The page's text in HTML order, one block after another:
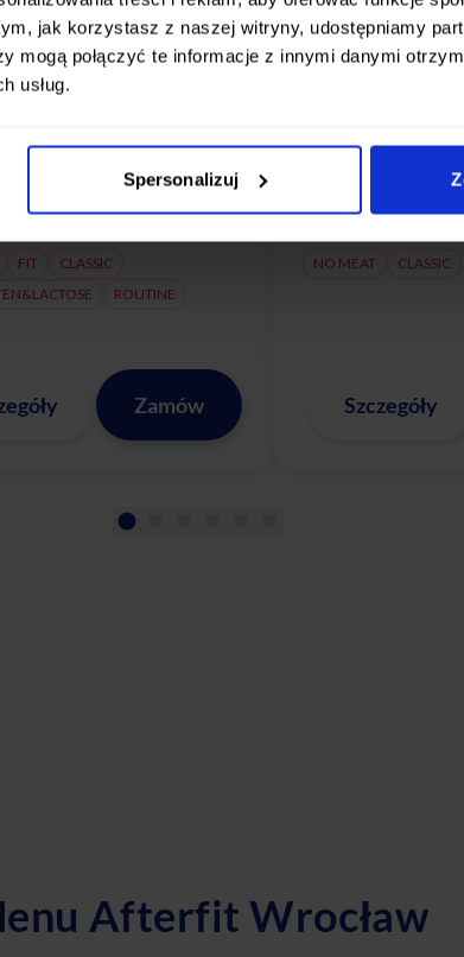
jak korzystasz z naszej witryny, udostępniamy
mogą połączyć te informacje z innymi danymi
usług.
Spersonalizuj
do wyboru dziennie
od 73,00 zł / dzień
FIT
CLASSIC
ROUTINE
Zamów
do
NO MEAT CLASSIC
Szczegóły
Afterfit Wrocław